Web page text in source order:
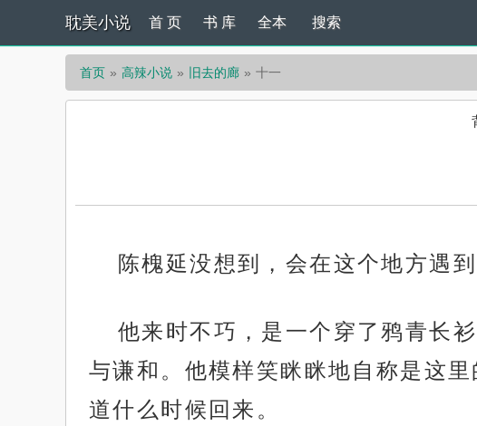
耽美小说 首 页 书 库 全本 搜索
首页 高辣小说 旧去的廊 十一
陈槐延没想到，会在这个地方遇
他来时不巧，是一个穿了鸦青长
与谦和。他模样笑眯眯地自称是这
道什么时候回来。